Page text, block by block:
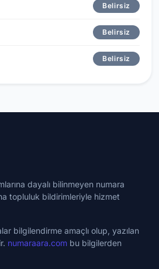
Belirsiz
Belirsiz
Belirsiz
dayalı bilinmeyen numara
topluluk bildirimleriyle hizmet
bilgilendirme amaçlı olup, yazılan
numaraara.com bu bilgilerden